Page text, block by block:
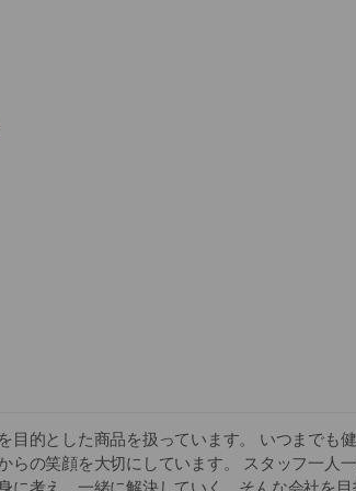
目的とした商品を扱っています。 いつまでも
らの笑顔を大切にしています。 スタッフ一人